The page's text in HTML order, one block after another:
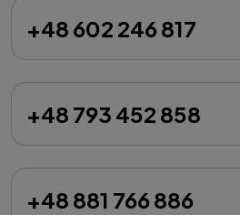
+48 602 246 817
+48 793 452 858
+48 881 766 886